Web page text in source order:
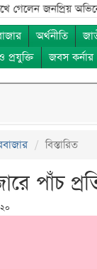
জনপ্রিয় অভিনেতা***
অর্থনীতি
প্রযুক্তি জবস কর্নার
বিস্তারিত
পাঁচ